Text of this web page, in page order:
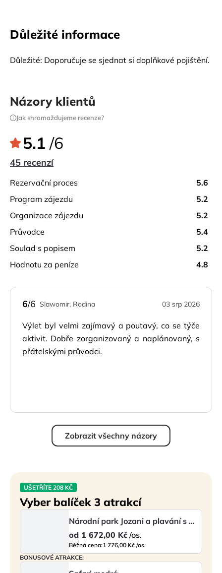
Důležité informace
Důležité: Doporučuje se sjednat si doplňkové pojištění.
Názory klientů
Jak shromažďujeme recenze?
5.1 /6
45 recenzí
rezervační proces
5.6
program zájezdu
5.2
organizace zájezdu
5.2
průvodce
5.4
soulad s popisem
5.2
hodnotu za peníze
4.8
6/6 Slawomir, Rodina 03 srp 2026
Výlet byl velmi zajímavý a poutavý, co se týče
aktivit. Dobře zorganizovaný a naplánovaný, s
přátelskými průvodci.
Zobrazit všechny názory
UŠETŘÍTE 208 KČ
Vyber balíček 3 atrakcí
Národní park Jozani a plavání s želvami
od 1 672,00 Kč /os.
Běžná cena:1 776,00 Kč /os.
BONUSOVÉ ATRAKCE: